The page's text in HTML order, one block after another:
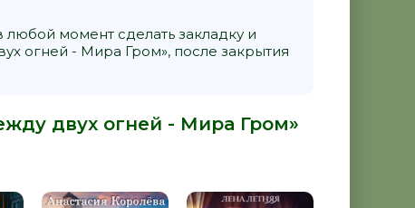
момент сделать закладку и
огней - Мира Гром», после закрытия
двух огней - Мира Гром»